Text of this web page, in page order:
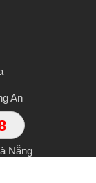
An
Nẵng